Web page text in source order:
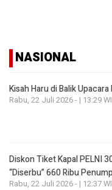
NASIONAL
Kisah Haru di Balik
Rabu, 22 Juli 2026 - | 13:29
Diskon Tiket Kapal PELNI
“Diserbu” 660 Ribu
Rabu, 22 Juli 2026 - | 12:37